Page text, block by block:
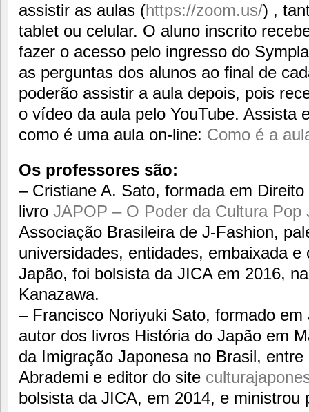
assistir as aulas (https://zoom.us/) ,
tablet ou celular. O aluno inscrito
fazer o acesso pelo ingresso do
as perguntas dos alunos ao final de
poderão assistir a aula depois, pois
o vídeo da aula pelo YouTube. Assista
como é uma aula on-line: Como é a
Os professores são:
– Cristiane A. Sato, formada em
livro JAPOP – O Poder da Cultura Pop
Associação Brasileira de J-Fashion,
universidades, entidades, embaixada e
Japão, foi bolsista da JICA em 2016,
Kanazawa.
– Francisco Noriyuki Sato, formado em
autor dos livros História do Japão em
da Imigração Japonesa no Brasil,
Abrademi e editor do site
bolsista da JICA, em 2014, e ministrou